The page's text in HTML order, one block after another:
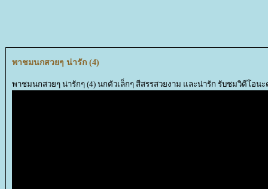
พาชมนกสวยๆ น่ารัก (4)
พาชมนกสวยๆ น่ารักๆ (4) นกตัวเล็กๆ สีสรรสวยงาม และน่ารัก รับชมวิดีโอนะ